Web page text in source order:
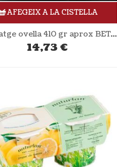
AFEGEIX A LA CISTELLA
Formatge ovella 410 gr aprox BETARA
14,73 €